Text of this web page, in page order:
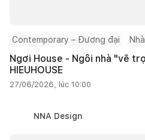
Contemporary – Đương đại
Ngơi House - Ngôi nhà "vẽ
HIEUHOUSE
27/06/2026, lúc 10:00
NNA Design